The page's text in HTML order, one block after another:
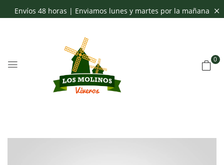
Envíos 48 horas | Enviamos lunes y martes por la mañana
0